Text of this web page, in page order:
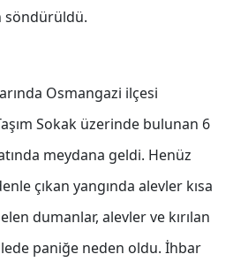
söndürüldü.
Osmangazi ilçesi
Sokak üzerinde bulunan 6
meydana geldi. Henüz
çıkan yangında alevler kısa
dumanlar, alevler ve kırılan
paniğe neden oldu. İhbar